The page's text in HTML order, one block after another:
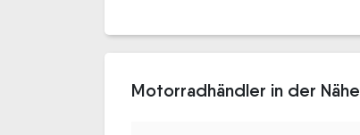
Motorradhändler in der Nähe